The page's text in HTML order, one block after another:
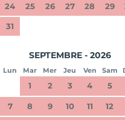
24 25 26 27 28 29
31
SEPTEMBRE - 2026
Lun Mar Mer Jeu Ven Sam
1 2 3 4 5
7 8 9 10 11 12